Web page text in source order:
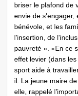
briser le plafond de
envie de s'engager,
bénévole, et les
l'insertion, de
pauvreté ». «En ce
effet levier (dans
sport aide à
il. La jeune maire
elle, rappelé